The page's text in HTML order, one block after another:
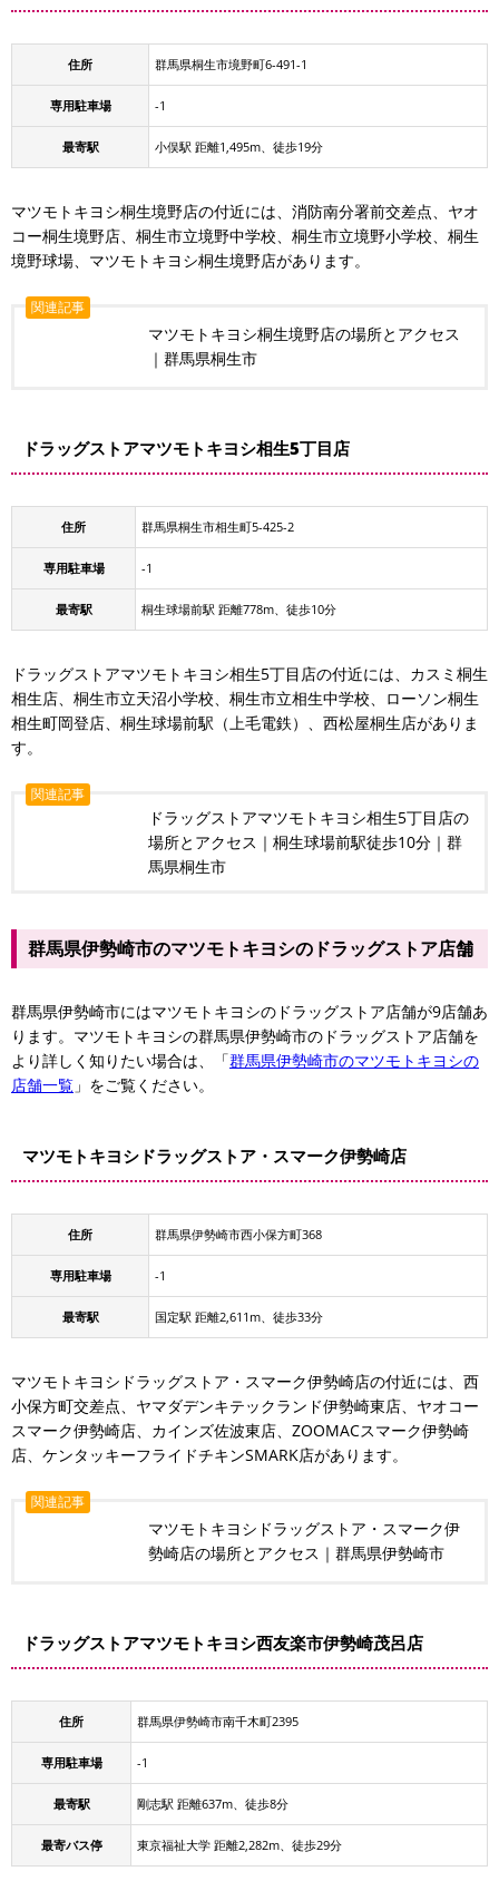
住所 群馬県桐生市境野町6-491-1
専用駐車場 -1
最寄駅 小俣駅 距離1,495m、徒歩19分
マツモトキヨシ桐生境野店の付近には、消防南分署前交差点、ヤオ
コー桐生境野店、桐生市立境野中学校、桐生市立境野小学校、桐生
境野球場、マツモトキヨシ桐生境野店があります。
関連記事
マツモトキヨシ桐生境野店の場所とアクセス
｜群馬県桐生市
ドラッグストアマツモトキヨシ相生5丁目店
住所 群馬県桐生市相生町5-425-2
専用駐車場 -1
最寄駅 桐生球場前駅 距離778m、徒歩10分
ドラッグストアマツモトキヨシ相生5丁目店の付近には、カスミ桐生
相生店、桐生市立天沼小学校、桐生市立相生中学校、ローソン桐生
相生町岡登店、桐生球場前駅（上毛電鉄）、西松屋桐生店がありま
す。
関連記事
ドラッグストアマツモトキヨシ相生5丁目店の
場所とアクセス｜桐生球場前駅徒歩10分｜群
馬県桐生市
群馬県伊勢崎市のマツモトキヨシのドラッグストア店舗
群馬県伊勢崎市にはマツモトキヨシのドラッグストア店舗が9店舗あ
ります。マツモトキヨシの群馬県伊勢崎市のドラッグストア店舗を
より詳しく知りたい場合は、「群馬県伊勢崎市のマツモトキヨシの
店舗一覧 」をご覧ください。
マツモトキヨシドラッグストア・スマーク伊勢崎店
住所 群馬県伊勢崎市西小保方町368
専用駐車場 -1
最寄駅 国定駅 距離2,611m、徒歩33分
マツモトキヨシドラッグストア・スマーク伊勢崎店の付近には、西
小保方町交差点、ヤマダデンキテックランド伊勢崎東店、ヤオコー
スマーク伊勢崎店、カインズ佐波東店、ZOOMACスマーク伊勢崎
店、ケンタッキーフライドチキンSMARK店があります。
関連記事
マツモトキヨシドラッグストア・スマーク伊
勢崎店の場所とアクセス｜群馬県伊勢崎市
ドラッグストアマツモトキヨシ西友楽市伊勢崎茂呂店
住所 群馬県伊勢崎市南千木町2395
専用駐車場 -1
最寄駅 剛志駅 距離637m、徒歩8分
最寄バス停 東京福祉大学 距離2,282m、徒歩29分